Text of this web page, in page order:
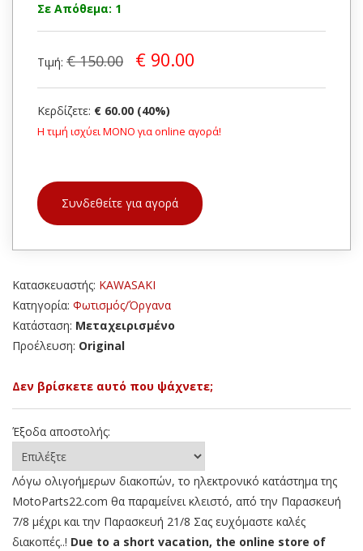
Σε Απόθεμα: 1
Τιμή: € 150.00 € 90.00
Κερδίζετε: € 60.00 (40%)
Η τιμή ισχύει ΜΟΝΟ για online αγορά!
Συνδεθείτε για αγορά
Κατασκευαστής: KAWASAKI
Κατηγορία: Φωτισμός/Όργανα
Κατάσταση: Μεταχειρισμένο
Προέλευση: Original
Δεν βρίσκετε αυτό που ψάχνετε;
Έξοδα αποστολής:
Λόγω ολιγοήμερων διακοπών, το ηλεκτρονικό κατάστημα της
MotoParts22.com θα παραμείνει κλειστό, από την Παρασκευή
7/8 μέχρι και την Παρασκευή 21/8 Σας ευχόμαστε καλές
διακοπές..! Due to a short vacation, the online store of